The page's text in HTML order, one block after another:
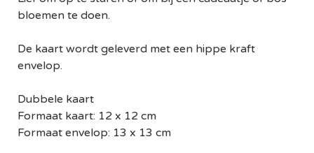
bloemen te doen.
De kaart wordt geleverd met een hippe kraft
envelop.
Dubbele kaart
Formaat kaart: 12 x 12 cm
Formaat envelop: 13 x 13 cm